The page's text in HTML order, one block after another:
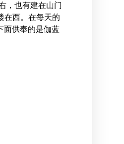
，也有建在山门
在西。在每天的
面供奉的是伽蓝